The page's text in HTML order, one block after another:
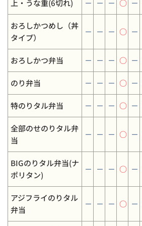
上・うな重(6切れ) － － － ○ －
おろしかつめし（丼
タイプ）
－ － － ○ －
おろしかつ弁当 － － － ○ －
のり弁当 － － － ○ －
特のりタル弁当 － － － ○ －
全部のせのりタル弁
当
－ － － ○ －
BIGのりタル弁当(ナ
ポリタン)
－ － － ○ －
アジフライのりタル
弁当
－ － － ○ －